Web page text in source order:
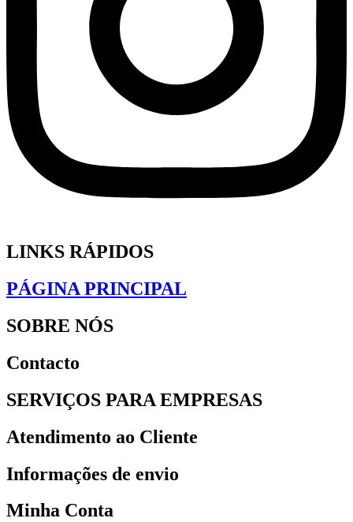
LINKS RÁPIDOS
PÁGINA PRINCIPAL
SOBRE NÓS
Contacto
SERVIÇOS PARA EMPRESAS
Atendimento ao Cliente
Informações de envio
Minha Conta